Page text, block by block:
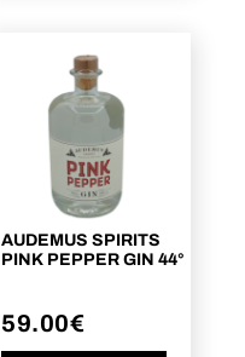
AUDEMUS SPIRITS
PINK PEPPER GIN 44°
59.00€